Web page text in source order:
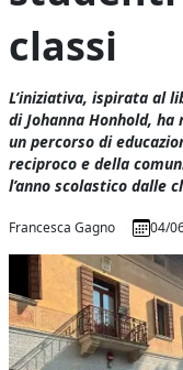
classi
L’iniziativa, ispirata al
di Johanna Honhold,
un percorso di
reciproco e della
l’anno scolastico dalle
Francesca Gagno 04/